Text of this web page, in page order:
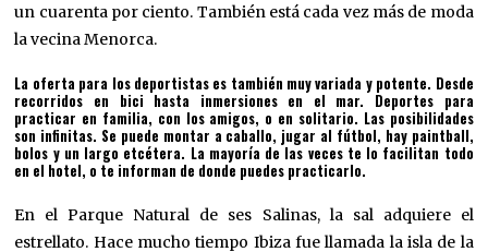
un cuarenta por ciento. También está cada vez más de moda
la vecina Menorca.
La oferta para los deportistas es también muy variada y potente. Desde
recorridos en bici hasta inmersiones en el mar. Deportes para
practicar en familia, con los amigos, o en solitario. Las posibilidades
son infinitas. Se puede montar a caballo, jugar al fútbol, hay paintball,
bolos y un largo etcétera. La mayoría de las veces te lo facilitan todo
en el hotel, o te informan de donde puedes practicarlo.
En el Parque Natural de ses Salinas, la sal adquiere el
estrellato. Hace mucho tiempo Ibiza fue llamada la isla de la